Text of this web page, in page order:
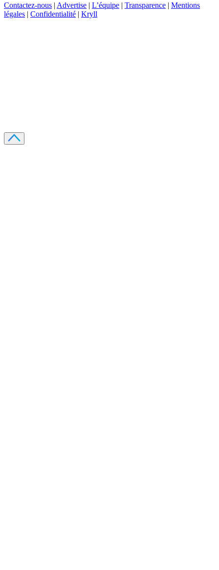
Contactez-nous | Advertise | L’équipe | Transparence | Mentions
légales | Confidentialité | Kryll